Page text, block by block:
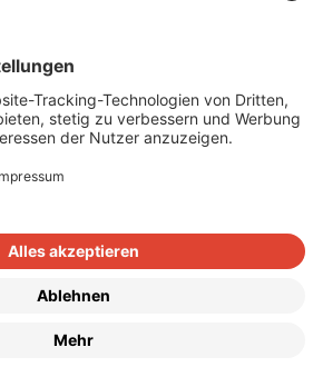
und Dienstleistungen im
und Speicher. Das
Komplettsysteme an und
Spektrum von der Planung
Übergabe von
für Eigenheime, Gewerbe und